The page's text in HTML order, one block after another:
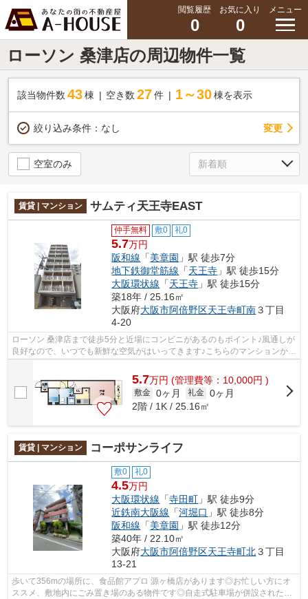
閲覧履歴
0
お気に入り
0
メニュー
ローソン 桑津店の周辺物件一覧
該当物件数 43棟 空き数 27 件 1～30 棟を表示
絞り込み条件： なし 変更
空室のみ
賃貸 | マンション サムティ天王寺EAST
仲手無料 敷0 礼0
5.7万円
阪和線 「美章園 」駅 徒歩7分
地下鉄御堂筋線 「天王寺 」駅 徒歩15分
大阪環状線 「天王寺 」駅 徒歩15分
築18年 / 25.16㎡
大阪府大阪市阿倍野区天王寺町南３丁目
4-20
ローソン 桑津店まで徒歩5分と近場にコンビニがあるのもポイント♪風通しが
良好なので、いつでも新鮮な空気がはいってきます♪こちらのマンションから
5.7万円 (管理費等：10,000円 )
敷金 0ヶ月 礼金 0ヶ月
2階 / 1K / 25.16㎡
賃貸 | マンション コーポサンライフ
敷0 礼0
4.5万円
大阪環状線 「寺田町 」駅 徒歩9分
近鉄南大阪線 「河堀口 」駅 徒歩8分
阪和線 「美章園 」駅 徒歩12分
築40年 / 22.10㎡
大阪府大阪市阿倍野区天王寺町北３丁目
13-21
歩いて356mの場所に、食品館アプロ 源ヶ橋店があります◎お忙しい方にオ
ススメ、敷地内にごみ置き場のある物件です◎自走式駐車場が併設されたマ